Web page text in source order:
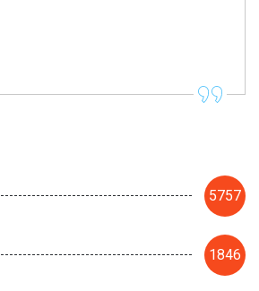
5757
1846